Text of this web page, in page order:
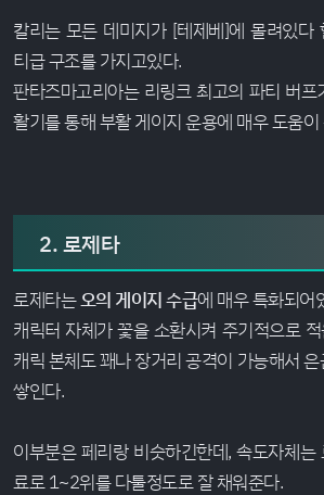
칼리는 모든 데미지가 [테제베]에 몰려있다
티급 구조를 가지고있다.
판타즈마고리아는 리링크 최고의 파티 버
활기를 통해 부활 게이지 운용에 매우 도움이
2. 로제타
로제타는오의 게이지 수급에 매우 특화되어
캐릭터 자체가 꽃을 소환시켜 주기적으로
캐릭 본체도 꽤나 장거리 공격이 가능해서
쌓인다.
이부분은 페리랑 비슷하긴한데, 속도자체
료로 1~2위를 다툴정도로 잘 채워준다.